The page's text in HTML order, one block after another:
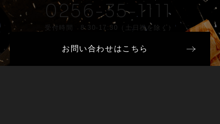
0256-35-1111
受付時間 8:30-17:30（土日祝を除く）
お問い合わせはこちら